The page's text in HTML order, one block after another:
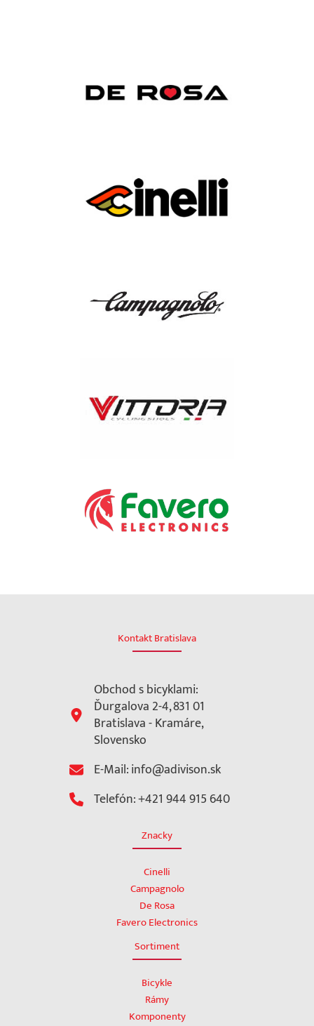
Kontakt Bratislava
Obchod s bicyklami:
Ďurgalova 2-4, 831 01
Bratislava - Kramáre,
Slovensko
E-Mail: info@adivison.sk
Telefón: +421 944 915 640
Znacky
Cinelli
Campagnolo
De Rosa
Favero Electronics
Sortiment
Bicykle
Rámy
Komponenty